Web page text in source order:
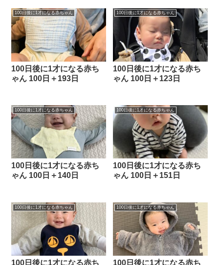
100日後に1才になる赤ちゃん
100日後に1才になる赤ち
ゃん 100日＋193日
100日後に1才になる赤ちゃん
100日後に1才になる赤ち
ゃん 100日＋123日
100日後に1才になる赤ちゃん
100日後に1才になる赤ち
ゃん 100日＋140日
100日後に1才になる赤ちゃん
100日後に1才になる赤ち
ゃん 100日＋151日
100日後に1才になる赤ちゃん
100日後に1才になる赤ち
100日後に1才になる赤ちゃん
100日後に1才になる赤ち